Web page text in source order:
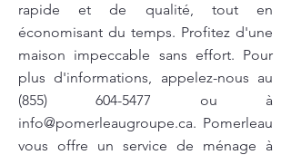
rapide et de qualité, tout en
économisant du temps. Profitez d'une
maison impeccable sans effort. Pour
plus d'informations, appelez-nous au
(855) 604-5477 ou à
info@pomerleaugroupe.ca. Pomerleau
vous offre un service de ménage à